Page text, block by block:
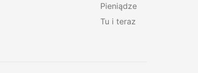
Pieniądze
Tu i teraz